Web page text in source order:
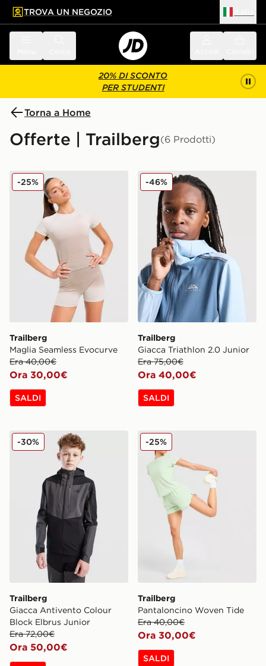
principale
a fondo pagina
TROVA UN NEGOZIO
20% DI SCONTO
PER STUDENTI
Torna a Home
Offerte | Trailberg(6 Prodotti)
Trailberg Maglia Seamless Evocurve
Trailberg
Maglia Seamless Evocurve
Era 40,00€
Ora 30,00€
-25%
SALDI
Trailberg Giacca Triathlon
Trailberg
Giacca Triathlon 2.0 Junior
Era 75,00€
Ora 40,00€
-46%
SALDI
Trailberg Giacca Antivento Colour Block Elbrus Junior
Trailberg
Giacca Antivento Colour
Block Elbrus Junior
Era 72,00€
Ora 50,00€
-30% Trailberg Pantaloncino
Trailberg
Pantaloncino Woven Tide
Era 40,00€
Ora 30,00€
-25%
SALDI